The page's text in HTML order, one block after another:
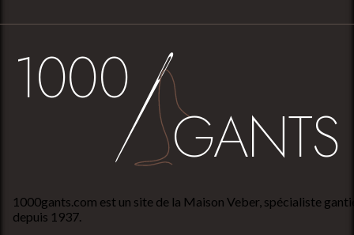
1000gants.com est un site de la Maison Veber, spécialiste
depuis 1937.